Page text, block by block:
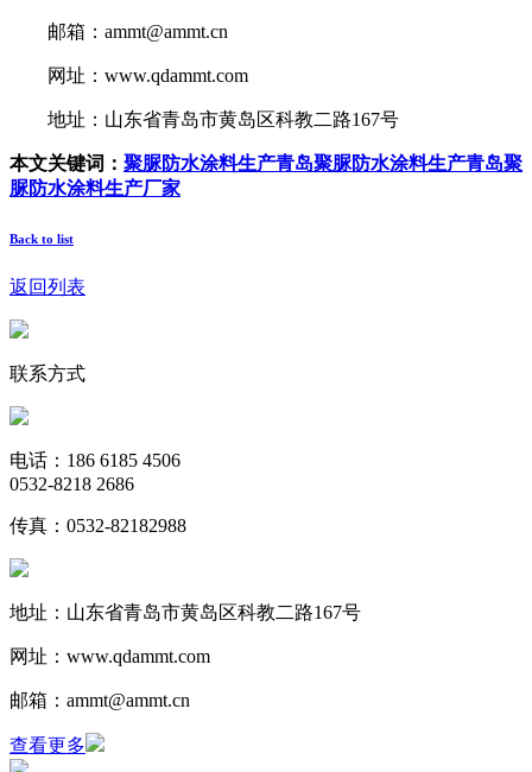
邮箱：ammt@ammt.cn
网址：www.qdammt.com
地址：山东省青岛市黄岛区科教二路167号
本文关键词： 聚脲防水涂料生产青岛聚脲防水涂料生产青岛聚
脲防水涂料生产厂家
Back to list
返回列表
联系方式
电话：186 6185 4506
0532-8218 2686
传真：0532-82182988
地址：山东省青岛市黄岛区科教二路167号
网址：www.qdammt.com
邮箱：ammt@ammt.cn
查看更多